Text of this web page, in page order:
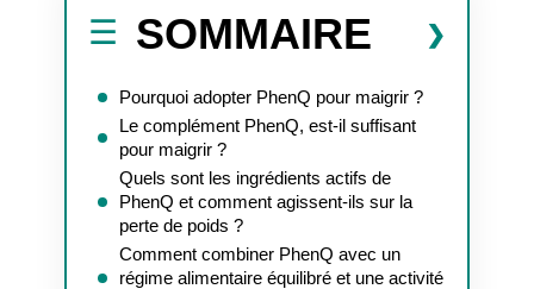
SOMMAIRE
Pourquoi adopter PhenQ pour maigrir ?
Le complément PhenQ, est-il suffisant
pour maigrir ?
Quels sont les ingrédients actifs de
PhenQ et comment agissent-ils sur la
perte de poids ?
Comment combiner PhenQ avec un
régime alimentaire équilibré et une activité